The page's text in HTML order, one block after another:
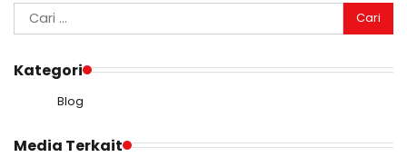
Cari
untuk:
Kategori
Blog
Media Terkait